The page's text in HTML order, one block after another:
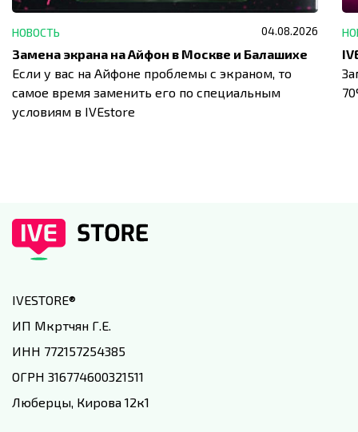
НОВОСТЬ 04.08.2026
Замена экрана на Айфон в Москве и Балашихе
Если у вас на Айфоне проблемы с экраном, то
самое время заменить его по специальным
условиям в IVEstore
IVESTORE®
ИП Мкртчян Г.Е.
ИНН 772157254385
ОГРН 316774600321511
Люберцы, Кирова 12к1